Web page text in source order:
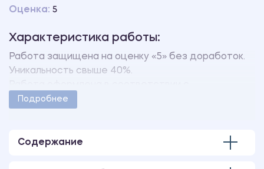
Оценка: 5
Характеристика работы:
Работа защищена на оценку «5» без доработок.
Уникальность свыше 40%.
методическими указаниями учебного заведения.
Подробнее
Содержание